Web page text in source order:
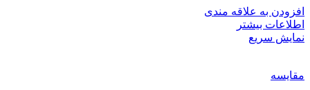
افزودن به علاقه مندی
اطلاعات بیشتر
نمایش سریع
مقايسه